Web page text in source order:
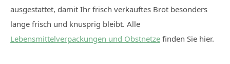
ausgestattet, damit Ihr frisch verkauftes Brot besonders
lange frisch und knusprig bleibt. Alle
Lebensmittelverpackungen und Obstnetze finden Sie hier.